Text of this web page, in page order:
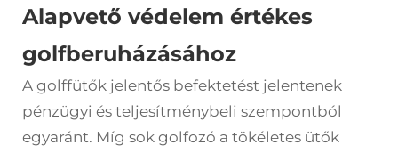
Alapvető védelem értékes
golfberuházásához
A golffütők jelentős befektetést jelentenek
pénzügyi és teljesítménybeli szempontból
egyaránt. Míg sok golfozó a tökéletes ütők